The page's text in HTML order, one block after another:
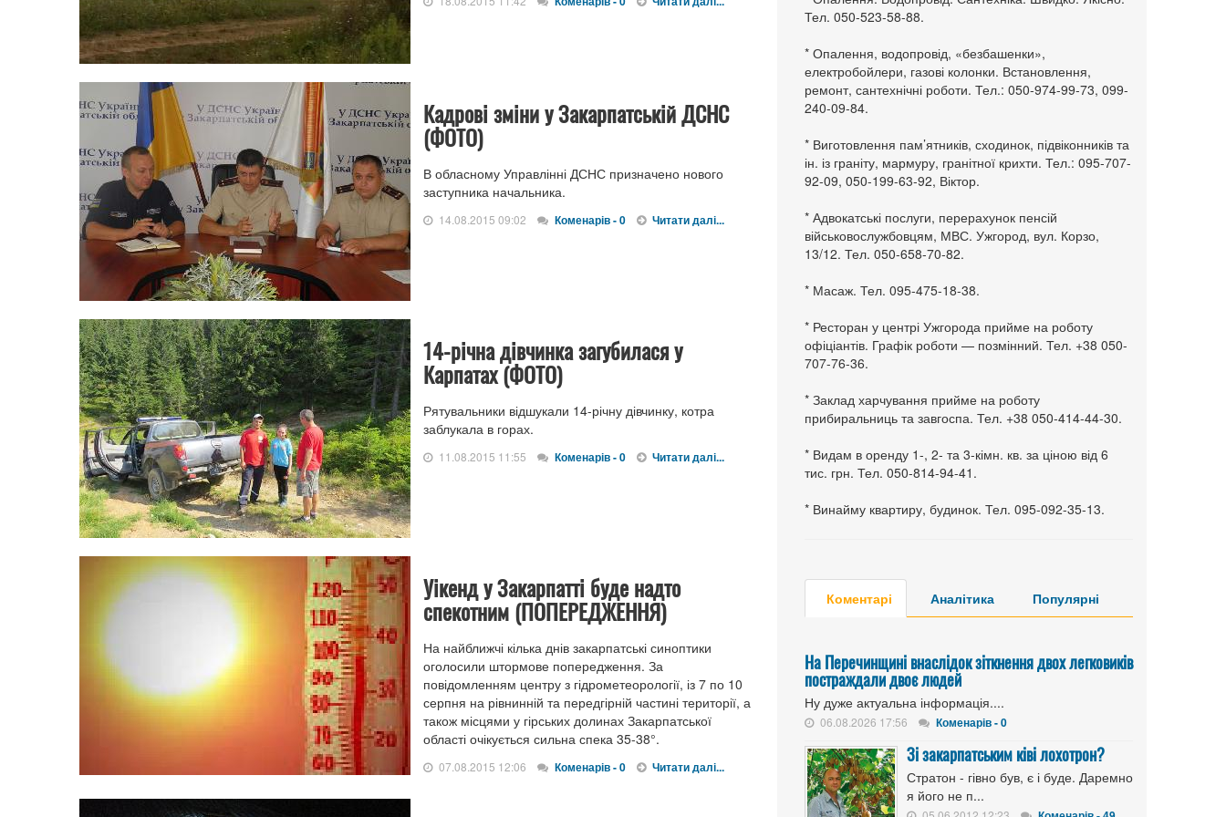
Кадрові зміни у Закарпатській ДСНС
(ФОТО)
В обласному Управлінні ДСНС призначено нового
заступника начальника.
14.08.2015 09:02 Коменарів - 0 Читати далі...
14-річна дівчинка загубилася у
Карпатах (ФОТО)
Рятувальники відшукали 14-річну дівчинку, котра
заблукала в горах.
11.08.2015 11:55 Коменарів - 0 Читати далі...
Уікенд у Закарпатті буде надто
спекотним (ПОПЕРЕДЖЕННЯ)
На найближчі кілька днів закарпатські синоптики
оголосили штормове попередження. За
повідомленням центру з гідрометеорології, із 7 по 10
серпня на рівнинній та передгірній частині території, а
також місцями у гірських долинах Закарпатської
області очікується сильна спека 35-38°.
07.08.2015 12:06 Коменарів - 0 Читати далі...
Тел. 050-523-58-88.
* Опалення, водопровід, «безбашенки»,
електробойлери, газові колонки. Встановлення,
ремонт, сантехнічні роботи. Тел.: 050-974-99-73, 099-
240-09-84.
* Виготовлення пам’ятників, сходинок, підвіконників та
ін. із граніту, мармуру, гранітної крихти. Тел.: 095-707-
92-09, 050-199-63-92, Віктор.
* Адвокатські послуги, перерахунок пенсій
військовослужбовцям, МВС. Ужгород, вул. Корзо,
13/12. Тел. 050-658-70-82.
* Масаж. Тел. 095-475-18-38.
* Ресторан у центрі Ужгорода прийме на роботу
офіціантів. Графік роботи — позмінний. Тел. +38 050-
707-76-36.
* Заклад харчування прийме на роботу
прибиральниць та завгоспа. Тел. +38 050-414-44-30.
* Видам в оренду 1-, 2- та 3-кімн. кв. за ціною від 6
тис. грн. Тел. 050-814-94-41.
* Винайму квартиру, будинок. Тел. 095-092-35-13.
Коментарі Аналітика Популярні
На Перечинщині внаслідок зіткнення двох легковиків
постраждали двоє людей
Ну дуже актуальна інформація....
06.08.2026 17:56 Коменарів - 0
Зі закарпатським ківі лохотрон?
Стратон - гівно був, є і буде. Даремно
я його не п...